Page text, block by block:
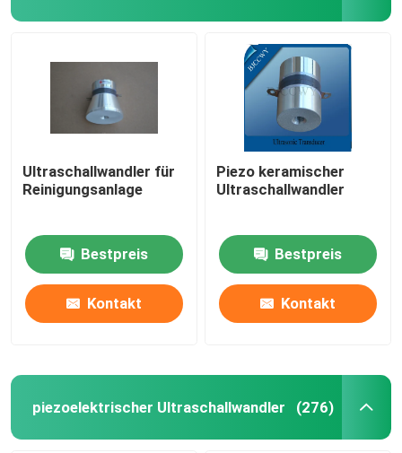
Ultraschallwandler für
Reinigungsanlage
Bestpreis
Kontakt
Piezo keramischer
Ultraschallwandler
Bestpreis
Kontakt
piezoelektrischer Ultraschallwandler (276)